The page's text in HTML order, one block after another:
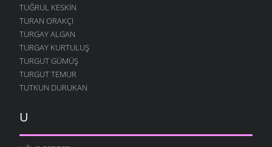
TUĞRUL KESKIN
TURAN ORAKÇI
TURGAY ALGAN
TURGAY KURTULUŞ
TURGUT GÜMÜŞ
TURGUT TEMUR
TUTKUN DURUKAN
U